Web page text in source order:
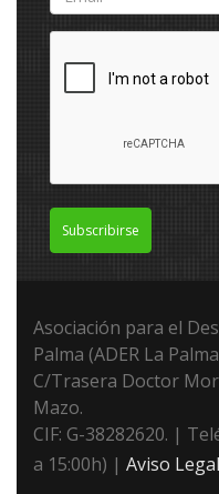
Subscribirse
Asociación para el
Palma (ADER La
C/Trasera Doctor
Mazo.
CIF: G-38282620. |
a 15:00h) | Aviso Legal